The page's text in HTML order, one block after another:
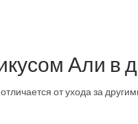
Али в
от ухода за